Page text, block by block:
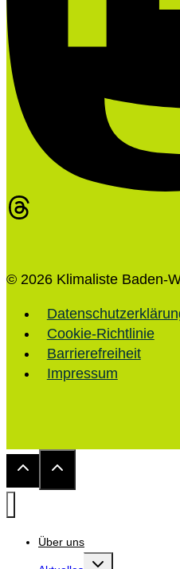
© 2026 Klimaliste Baden-
Cookie-Richtlinie
Barrierefreiheit
Impressum
Über uns
Untermenü